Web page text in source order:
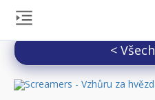
<